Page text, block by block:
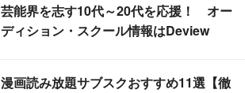
芸能界を志す10代～20代を応援！ オー
ディション・スクール情報はDeview
漫画読み放題サブスクおすすめ11選【徹